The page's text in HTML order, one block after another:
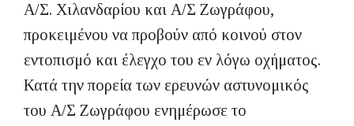
Α/Σ. Χιλανδαρίου και Α/Σ Ζωγράφου,
προκειμένου να προβούν από κοινού στον
εντοπισμό και έλεγχο του εν λόγω οχήματος.
Κατά την πορεία των ερευνών αστυνομικός
του Α/Σ Ζωγράφου ενημέρωσε το